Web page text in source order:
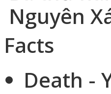
Nguyên
Facts
Death -